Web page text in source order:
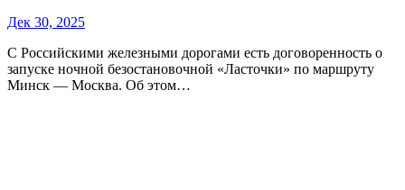
Дек 30, 2025
С Российскими железными дорогами есть договоренность о
запуске ночной безостановочной «Ласточки» по маршруту
Минск — Москва. Об этом…